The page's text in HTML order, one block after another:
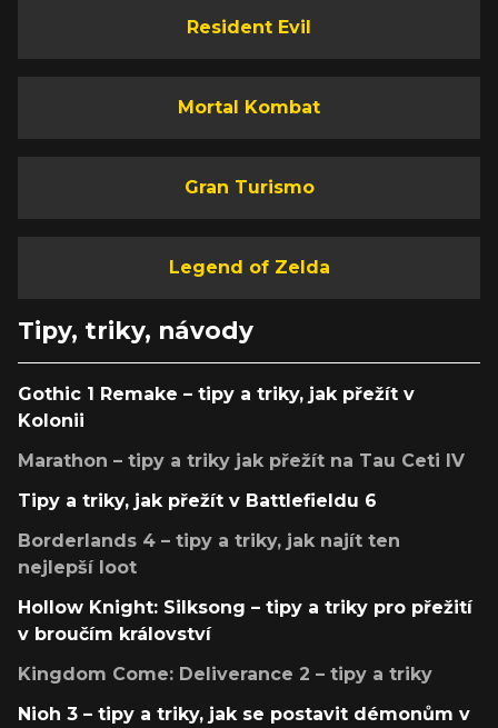
Resident Evil
Mortal Kombat
Gran Turismo
Legend of Zelda
Tipy, triky, návody
Gothic 1 Remake – tipy a triky, jak přežít v
Kolonii
Marathon – tipy a triky jak přežít na Tau Ceti IV
Tipy a triky, jak přežít v Battlefieldu 6
Borderlands 4 – tipy a triky, jak najít ten
nejlepší loot
Hollow Knight: Silksong – tipy a triky pro přežití
v broučím království
Kingdom Come: Deliverance 2 – tipy a triky
Nioh 3 – tipy a triky, jak se postavit démonům v